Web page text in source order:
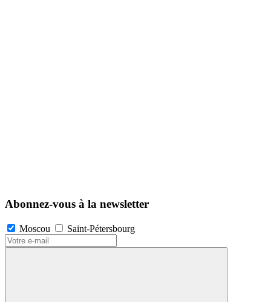
Abonnez-vous à la newsletter
Moscou Saint-Pétersbourg